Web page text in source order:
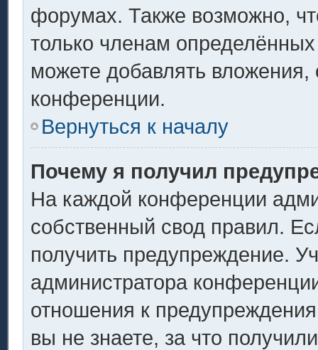
форумах. Также возможно,
только членам
можете добавлять
конференции.
Вернуться к началу
Почему я получил
На каждой конференции
собственный свод правил.
получить предупреждение.
администратора
отношения к
вы не знаете, за что